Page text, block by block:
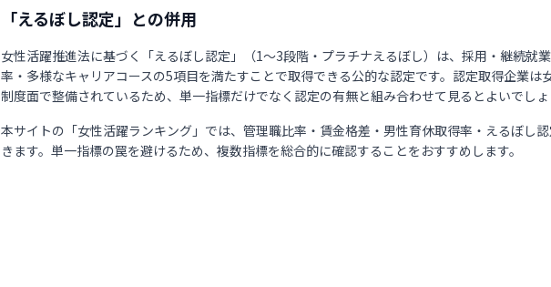
「えるぼし認定」との併用
女性活躍推進法に基づく「えるぼし認定」（1〜3段階・プラチナえるぼし）は、採用・継続就
率・多様なキャリアコースの5項目を満たすことで取得できる公的な認定です。認定取得企業は
制度面で整備されているため、単一指標だけでなく認定の有無と組み合わせて見るとよいでしょ
本サイトの「女性活躍ランキング」では、管理職比率・賃金格差・男性育休取得率・えるぼし
きます。単一指標の罠を避けるため、複数指標を総合的に確認することをおすすめします。